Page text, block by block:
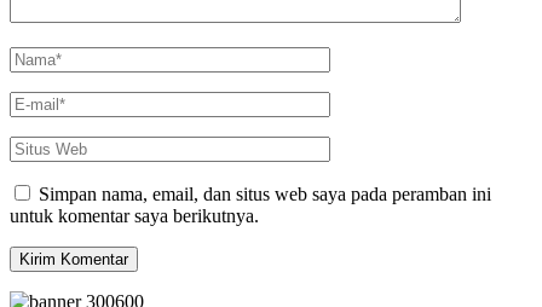
Nama*
E-
mail*
Situs
Web
Simpan nama, email, dan situs web saya pada peramban ini
untuk komentar saya berikutnya.